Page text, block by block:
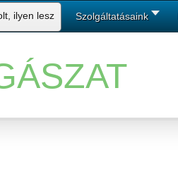
ilyen lesz Szolgáltatásaink